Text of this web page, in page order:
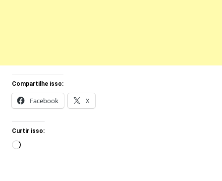
Compartilhe isso:
Facebook X
Curtir isso:
Carregando...